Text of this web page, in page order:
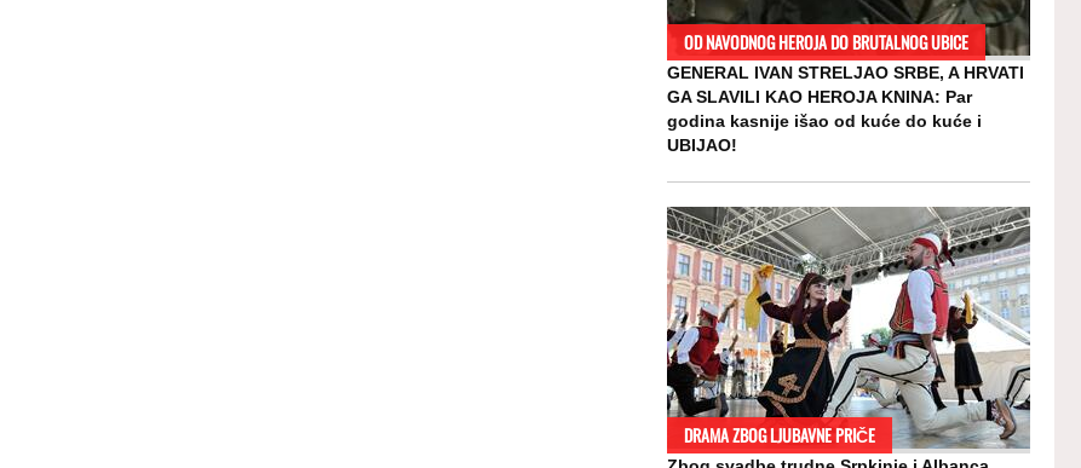
OD NAVODNOG HEROJA DO BRUTALNOG UBICE
GENERAL IVAN STRELJAO SRBE, A HRVATI
GA SLAVILI KAO HEROJA KNINA: Par
godina kasnije išao od kuće do kuće i
UBIJAO!
DRAMA ZBOG LJUBAVNE PRIČE